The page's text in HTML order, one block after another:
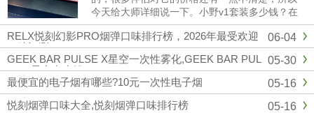
今天给大师详细说一下。小野v1套装多少钱？在
官方公布的售价来看，小野v1（1主机+3换弹）
299元一套，去小野实体店也是这个价格。微商
的话可能便宜一点，......
06-04
RELX悦刻幻影PRO烟弹口味排行榜，2026年最受欢迎
口味评测
05-30
GEEK BAR PULSE X星空一次性雾化,GEEK BAR PUL
SE X星空多少钱
05-16
最便宜的电子烟有哪些?10元一次性电子烟
05-16
悦刻烟弹口味大全,悦刻烟弹口味排行榜